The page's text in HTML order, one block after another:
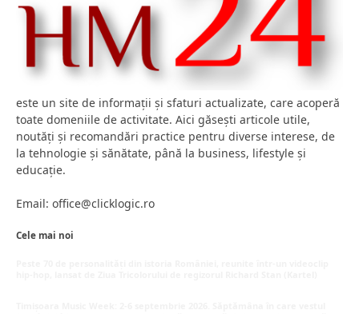
este un site de informații și sfaturi actualizate, care acoperă
toate domeniile de activitate. Aici găsești articole utile,
noutăți și recomandări practice pentru diverse interese, de
la tehnologie și sănătate, până la business, lifestyle și
educație.
Email: office@clicklogic.ro
Cele mai noi